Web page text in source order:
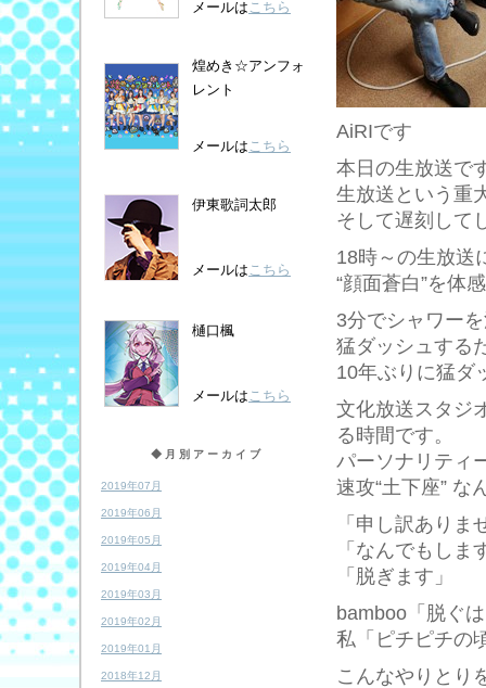
メールはこちら
煌めき☆アンフォ
レント
メールはこちら
伊東歌詞太郎
メールはこちら
樋口楓
メールはこちら
◆月別アーカイブ
2019年07月
2019年06月
2019年05月
2019年04月
2019年03月
2019年02月
2019年01月
2018年12月
AiRIです
本日の生放送で
生放送という重
そして遅刻して
18時～の生放送
“顔面蒼白”を体
3分でシャワー
猛ダッシュする
10年ぶりに猛ダ
文化放送スタジ
る時間です。
パーソナリティ
速攻“土下座” な
「申し訳ありま
「なんでもしま
「脱ぎます」
bamboo「脱ぐ
私「ピチピチの
こんなやりとり